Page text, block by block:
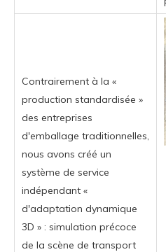
Contrairement à la «
production standardisée »
des entreprises
d'emballage traditionnelles,
nous avons créé un
système de service
indépendant «
d'adaptation dynamique
3D » : simulation précoce
de la scène de transport